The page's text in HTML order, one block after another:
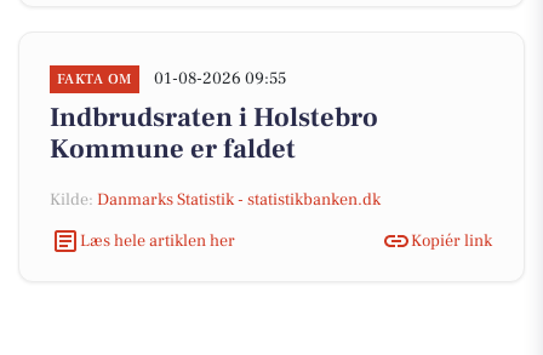
FAKTA OM 01-08-2026 09:55
Indbrudsraten i Holstebro
Kommune er faldet
Kilde: Danmarks Statistik - statistikbanken.dk
Læs hele artiklen her
Kopiér link